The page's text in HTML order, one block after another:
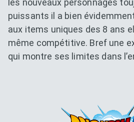
les nouveaux personnages
puissants il a bien
aux items uniques des 8 ans
même compétitive. Bref une
qui montre ses limites dans